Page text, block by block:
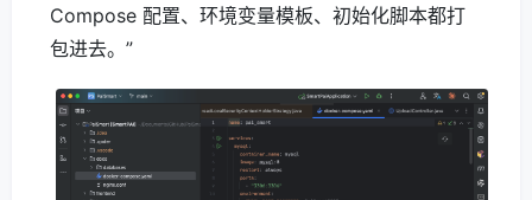
Compose 配置、环境变量模板、初始化脚本都打
包进去。”